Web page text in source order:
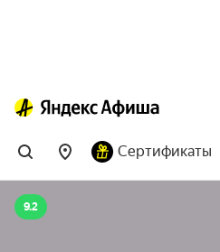
Сертификаты
9.2